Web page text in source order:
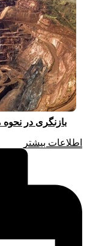
بازنگری در
اطلاعات بیشتر